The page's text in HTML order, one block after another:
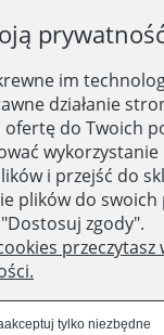
im
działanie
do Twoich
wykorzystanie
i przejść do
plików do
zgody".
przeczytasz
tylko niezbędne